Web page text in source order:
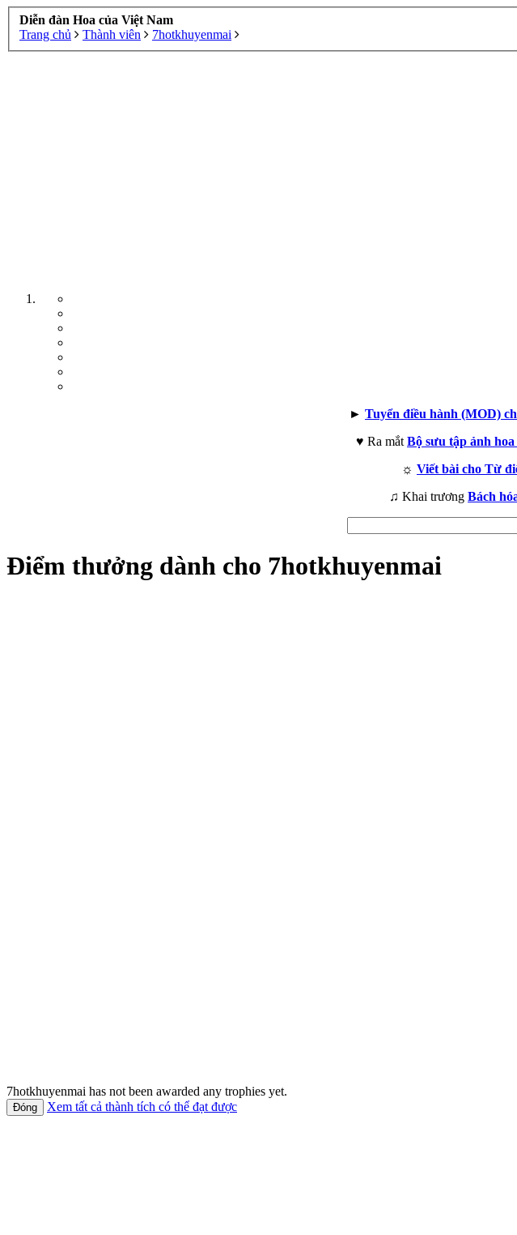
Diễn đàn Hoa của Việt Nam
Trang chủ
Thành viên 7hotkhuyenmai
► Tuyển điều hành (MOD)
♥ Ra mắt Bộ sưu tập ảnh
☼ Viết bài cho Từ
♫ Khai trương Bách
Điểm thưởng dành cho 7hotkhuyenmai
7hotkhuyenmai has not been awarded any trophies yet.
Xem tất cả thành tích có thể đạt được